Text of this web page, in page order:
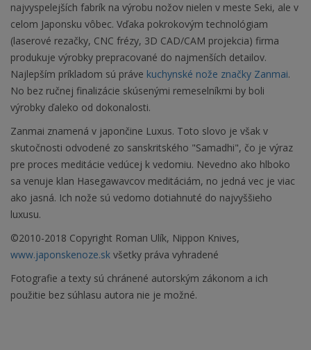
najvyspelejších fabrík na výrobu nožov nielen v meste Seki, ale v
celom Japonsku vôbec. Vďaka pokrokovým technológiam
(laserové rezačky, CNC frézy, 3D CAD/CAM projekcia) firma
produkuje výrobky prepracované do najmenších detailov.
Najlepším príkladom sú práve kuchynské nože značky Zanmai.
No bez ručnej finalizácie skúsenými remeselníkmi by boli
výrobky ďaleko od dokonalosti.
Zanmai znamená v japončine Luxus. Toto slovo je však v
skutočnosti odvodené zo sanskritského "Samadhi", čo je výraz
pre proces meditácie vedúcej k vedomiu. Nevedno ako hlboko
sa venuje klan Hasegawavcov meditáciám, no jedná vec je viac
ako jasná. Ich nože sú vedomo dotiahnuté do najvyššieho
luxusu.
©2010-2018 Copyright Roman Ulík, Nippon Knives,
www.japonskenoze.sk všetky práva vyhradené
Fotografie a texty sú chránené autorským zákonom a ich
použitie bez súhlasu autora nie je možné.